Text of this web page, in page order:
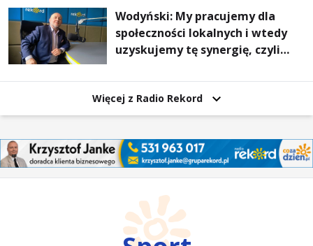
Wodyński: My pracujemy dla
społeczności lokalnych i wtedy
uzyskujemy tę synergię, czyli
Więcej z Radio Rekord